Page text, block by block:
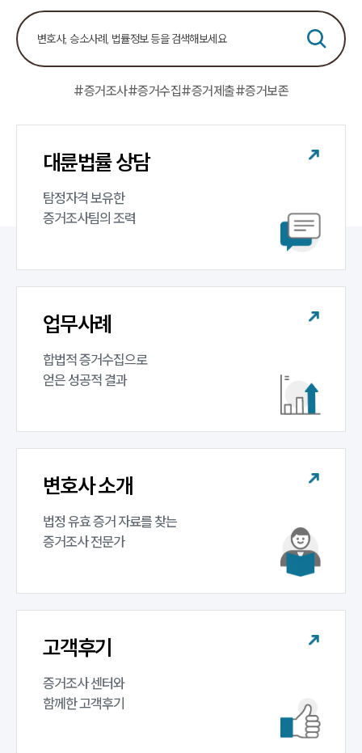
센터소개
센터소개
글로벌 파트너 로펌
통합검색
법률지식인
고객후기
구성원 소개
증거조사전문변호사
소식/자료
법률 블로그
법률서식
대륜법률상담예약
#증거조사#증거수집#증거제출#증거보존
대륜법률 상담
탐정자격 보유한
증거조사팀의 조력
업무사례
합법적 증거수집으로
얻은 성공적 결과
변호사 소개
법정 유효 증거 자료를 찾는
증거조사 전문가
고객후기
증거조사 센터와
함께한 고객후기